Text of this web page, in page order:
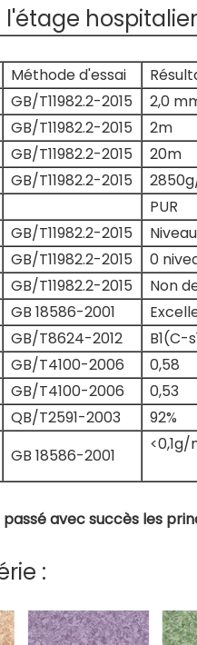
Méthode d'essai
GB/T11982.2-2015
2,0
GB/T11982.2-2015
2m
GB/T11982.2-2015
20m
GB/T11982.2-2015
PUR
GB/T11982.2-2015
GB/T11982.2-2015
0
GB/T11982.2-2015
Non
GB 18586-2001
GB/T8624-2012
B1(C-
GB/T4100-2006
0,58
GB/T4100-2006
0,53
QB/T2591-2003
92%
GB 18586-2001
<0,1g/
passé avec succès les
: